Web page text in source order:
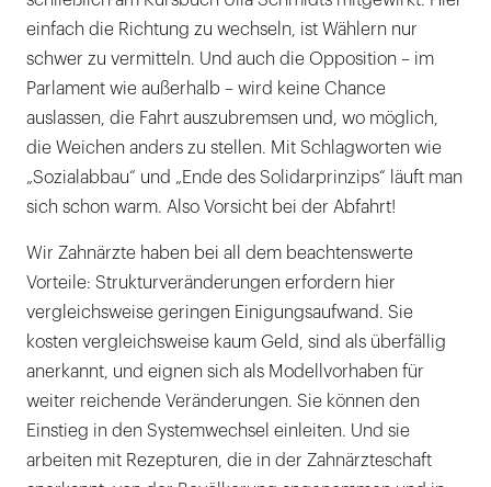
einfach die Richtung zu wechseln, ist Wählern nur
schwer zu vermitteln. Und auch die Opposition – im
Parlament wie außerhalb – wird keine Chance
auslassen, die Fahrt auszubremsen und, wo möglich,
die Weichen anders zu stellen. Mit Schlagworten wie
„Sozialabbau“ und „Ende des Solidarprinzips“ läuft man
sich schon warm. Also Vorsicht bei der Abfahrt!
Wir Zahnärzte haben bei all dem beachtenswerte
Vorteile: Strukturveränderungen erfordern hier
vergleichsweise geringen Einigungsaufwand. Sie
kosten vergleichsweise kaum Geld, sind als überfällig
anerkannt, und eignen sich als Modellvorhaben für
weiter reichende Veränderungen. Sie können den
Einstieg in den Systemwechsel einleiten. Und sie
arbeiten mit Rezepturen, die in der Zahnärzteschaft